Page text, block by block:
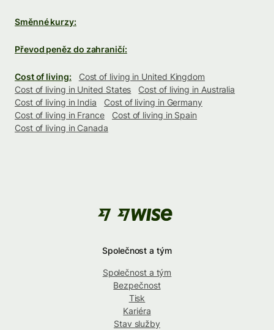
Směnné kurzy:
Převod peněz do zahraničí:
Cost of living:
Cost of living in United Kingdom
Cost of living in United States
Cost of living in Australia
Cost of living in India
Cost of living in Germany
Cost of living in France
Cost of living in Spain
Cost of living in Canada
Společnost a tým
Společnost a tým
Bezpečnost
Tisk
Kariéra
Stav služby